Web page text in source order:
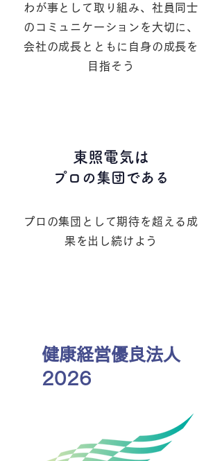
わが事として取り組み、社員同士
のコミュニケーションを大切に、
会社の成長とともに自身の成長を
目指そう
５
東照電気は
プロの集団である
プロの集団として期待を超える成
果を出し続けよう
​健康経営優良法人
2026